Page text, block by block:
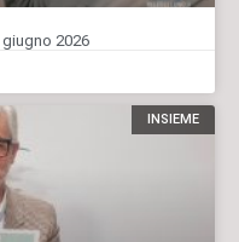
2026
INSIEME